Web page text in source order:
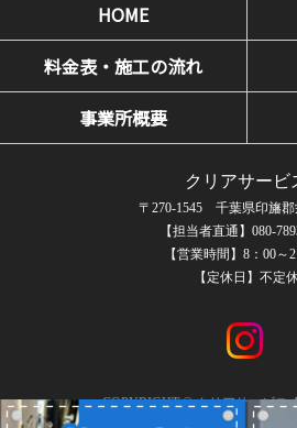
HOME
料金表・施工の流れ
事業所概要
クリアサービ
〒270-1545 千葉県印旛郡
【担当者直通】080-
【営業時間】8：00～
【定休日】不定
COPYRIGHT © クリアサービス